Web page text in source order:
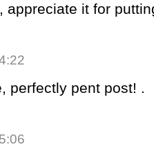
appreciate it for
perfectly pent post! .